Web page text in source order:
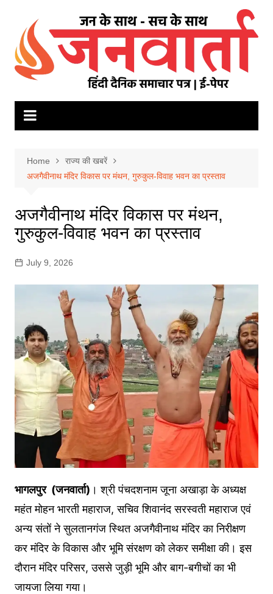
content
Home
राज्य की खबरें
अजगैवीनाथ मंदिर विकास पर मंथन, गुरुकुल-विवाह भवन का प्रस्ताव
अजगैवीनाथ मंदिर विकास पर मंथन,
गुरुकुल-विवाह भवन का प्रस्ताव
July 9, 2026
भागलपुर (जनवार्ता) । श्री पंचदशनाम जूना अखाड़ा के अध्यक्ष
महंत मोहन भारती महाराज, सचिव शिवानंद सरस्वती महाराज एवं
अन्य संतों ने सुलतानगंज स्थित अजगैवीनाथ मंदिर का निरीक्षण
कर मंदिर के विकास और भूमि संरक्षण को लेकर समीक्षा की। इस
दौरान मंदिर परिसर, उससे जुड़ी भूमि और बाग-बगीचों का भी
जायजा लिया गया।